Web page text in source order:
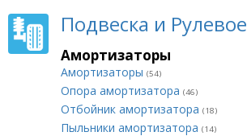
Подвеска и Рулевое
Амортизаторы
Амортизаторы (54)
Опора амортизатора (46)
Отбойник амортизатора (18)
Пыльники амортизатора (14)